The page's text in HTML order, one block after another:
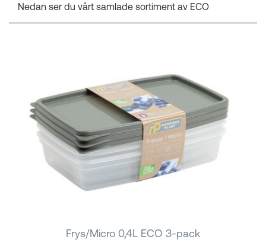
Nedan ser du vårt samlade sortiment av ECO
Frys/Micro 0,4L ECO 3-pack